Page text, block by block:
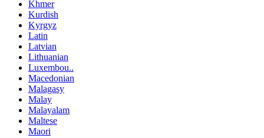
Khmer
Kurdish
Kyrgyz
Latin
Latvian
Lithuanian
Luxembou..
Macedonian
Malagasy
Malay
Malayalam
Maltese
Maori